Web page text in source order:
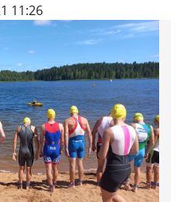
11:26